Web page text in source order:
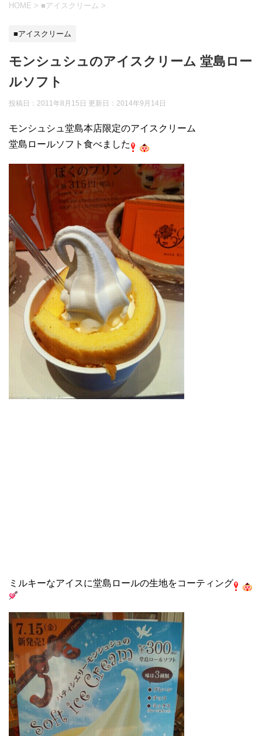
HOME > ■アイスクリーム >
■アイスクリーム
モンシュシュのアイスクリーム 堂島ロー
ルソフト
投稿日：2011年8月15日 更新日： 2014年9月14日
モンシュシュ堂島本店限定のアイスクリーム
堂島ロールソフト食べました
ミルキーなアイスに堂島ロールの生地をコーティング